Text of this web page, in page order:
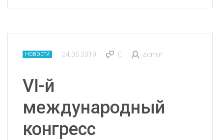
НОВОСТИ 24.05.2019 0 admin
VI-й
международный
конгресс